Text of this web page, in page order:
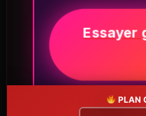
PLAN
Essayer